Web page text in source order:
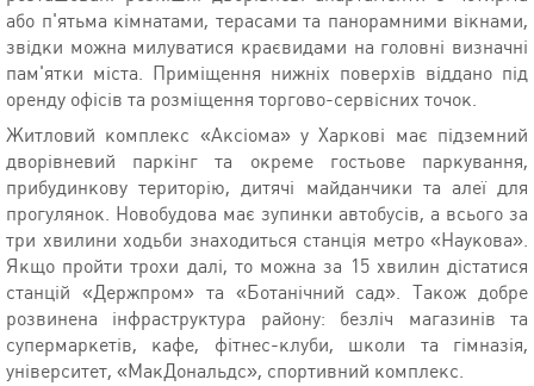
або п'ятьма кімнатами, терасами та панорамними вікнами,
звідки можна милуватися краєвидами на головні визначні
пам'ятки міста. Приміщення нижніх поверхів віддано під
оренду офісів та розміщення торгово-сервісних точок.
Житловий комплекс «Аксіома» у Харкові має підземний
дворівневий паркінг та окреме гостьове паркування,
прибудинкову територію, дитячі майданчики та алеї для
прогулянок. Новобудова має зупинки автобусів, а всього за
три хвилини ходьби знаходиться станція метро «Наукова».
Якщо пройти трохи далі, то можна за 15 хвилин дістатися
станцій «Держпром» та «Ботанічний сад». Також добре
розвинена інфраструктура району: безліч магазинів та
супермаркетів, кафе, фітнес-клуби, школи та гімназія,
університет, «МакДональдс», спортивний комплекс.